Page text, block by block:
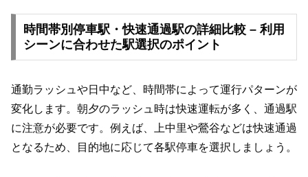
時間帯別停車駅・快速通過駅の詳細比較 – 利用
シーンに合わせた駅選択のポイント
通勤ラッシュや日中など、時間帯によって運行パターンが
変化します。朝夕のラッシュ時は快速運転が多く、通過駅
に注意が必要です。例えば、上中里や鶯谷などは快速通過
となるため、目的地に応じて各駅停車を選択しましょう。